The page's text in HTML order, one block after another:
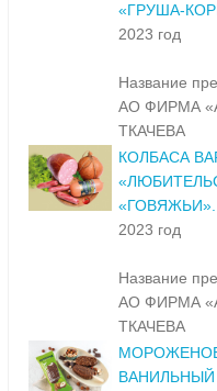
«ГРУША-
2023 год
Название
АО ФИРМА
ТКАЧЕВА
КОЛБАСА
2023 год
Название
АО ФИРМА
ТКАЧЕВА